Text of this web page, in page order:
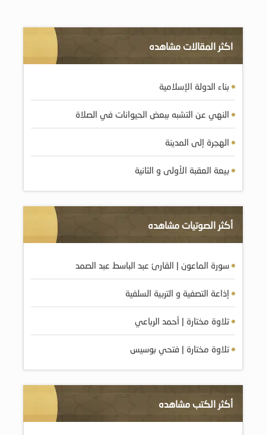
اكثر المقالات مشاهده
بناء الدولة الإسلامية
النهي عن التشبه ببعض الحيوانات في الصلاة
الهجرة إلى المدينة
بيعة العقبة الأولى و الثانية
أكثر الصوتيات مشاهده
سورة الماعون | القارئ عبد الباسط عبد الصمد
إذاعة التصفية و التربية السلفية
تلاوة مختارة | أحمد الرباعي
تلاوة مختارة | فتحي بوسيس
أكثر الكتب مشاهده